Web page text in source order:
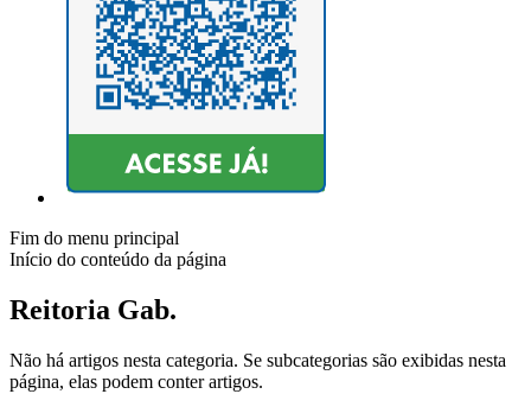
Fim do menu principal
Início do conteúdo da página
Reitoria Gab.
Não há artigos nesta categoria. Se subcategorias são exibidas nesta
página, elas podem conter artigos.